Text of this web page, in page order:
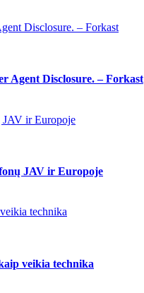
Disclosure. – Forkast
Agent Disclosure. – Forkast
JAV ir Europoje
JAV ir Europoje
technika
veikia technika